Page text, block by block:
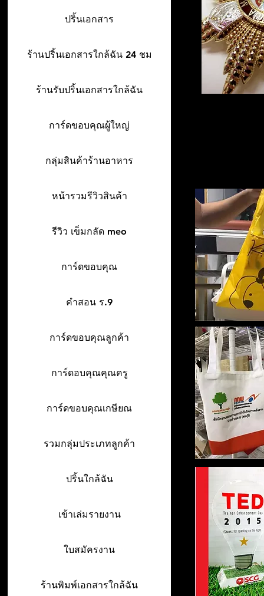
ปริ้นเอกสาร
ร้านปริ้นเอกสารใกล้ฉัน 24 ชม
ร้านรับปริ้นเอกสารใกล้ฉัน
การ์ดขอบคุณผู้ใหญ่
กลุ่มสินค้าร้านอาหาร
หน้ารวมรีวิวสินค้า
รีวิว เข็มกลัด meo
การ์ดขอบคุณ
คำสอน ร.9
การ์ดขอบคุณลูกค้า
การ์ดอบคุณคุณครู
การ์ดขอบคุณเกษียณ
รวมกลุ่มประเภทลูกค้า
ปริ้นใกล้ฉัน
เข้าเล่มรายงาน
ใบสมัครงาน
ร้านพิมพ์เอกสารใกล้ฉัน